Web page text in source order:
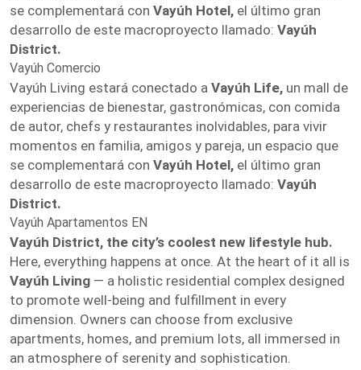
se complementará con Vayúh Hotel, el último gran
desarrollo de este macroproyecto llamado: Vayúh
District.
Vayúh Comercio
Vayúh Living estará conectado a Vayúh Life, un mall de
experiencias de bienestar, gastronómicas, con comida
de autor, chefs y restaurantes inolvidables, para vivir
momentos en familia, amigos y pareja, un espacio que
se complementará con Vayúh Hotel, el último gran
desarrollo de este macroproyecto llamado: Vayúh
District.
Vayúh Apartamentos EN
Vayúh District, the city’s coolest new lifestyle hub.
Here, everything happens at once. At the heart of it all is
Vayúh Living — a holistic residential complex designed
to promote well-being and fulfillment in every
dimension. Owners can choose from exclusive
apartments, homes, and premium lots, all immersed in
an atmosphere of serenity and sophistication.